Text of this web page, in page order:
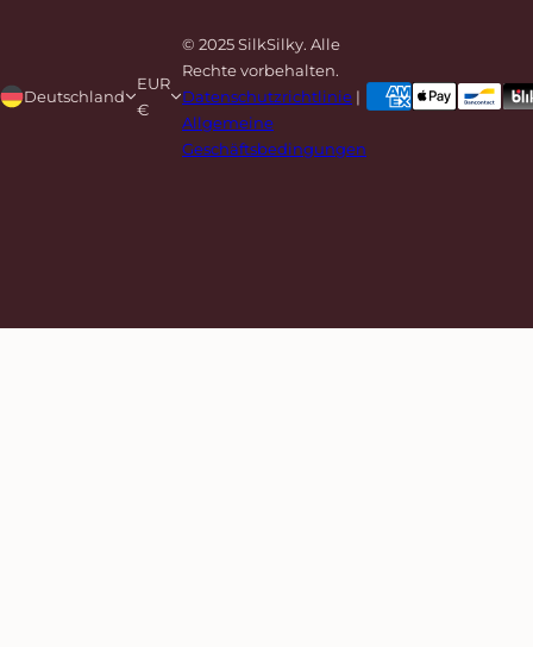
Deutschland
EUR
€
© 2025 SilkSilky. Alle
Rechte vorbehalten.
Datenschutzrichtlinie |
Allgemeine
Geschäftsbedingungen